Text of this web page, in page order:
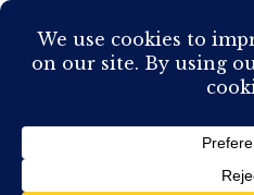
Skip
content